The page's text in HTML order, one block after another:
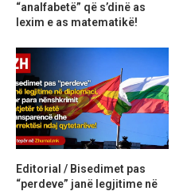
“analfabetë” që s’dinë as
lexim e as matematikë!
Editorial / Bisedimet pas
“perdeve” janë legjitime në